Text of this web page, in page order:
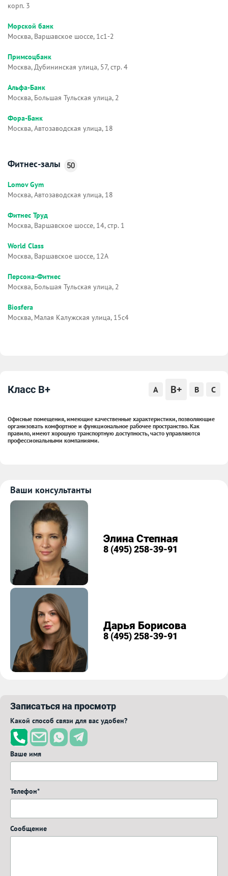
корп. 3
Морской банк
Москва, Варшавское шоссе, 1с1-2
Примсоцбанк
Москва, Дубининская улица, 57, стр. 4
Альфа-Банк
Москва, Большая Тульская улица, 2
Фора-Банк
Москва, Автозаводская улица, 18
Фитнес-залы 50
Lomov Gym
Москва, Автозаводская улица, 18
Фитнес Труд
Москва, Варшавское шоссе, 14, стр. 1
World Class
Москва, Варшавское шоссе, 12А
Персона-Фитнес
Москва, Большая Тульская улица, 2
Biosfera
Москва, Малая Калужская улица, 15с4
Класс B+ A B+ B C
Офисные помещения, имеющие качественные характеристики, позволяющие
организовать комфортное и функциональное рабочее пространство. Как
правило, имеют хорошую транспортную доступность, часто управляются
профессиональными компаниями.
Ваши консультанты
Элина Степная
8 (495) 258-39-91
Дарья Борисова
8 (495) 258-39-91
Записаться на просмотр
Какой способ связи для вас удобен?
Ваше имя
Телефон*
Сообщение